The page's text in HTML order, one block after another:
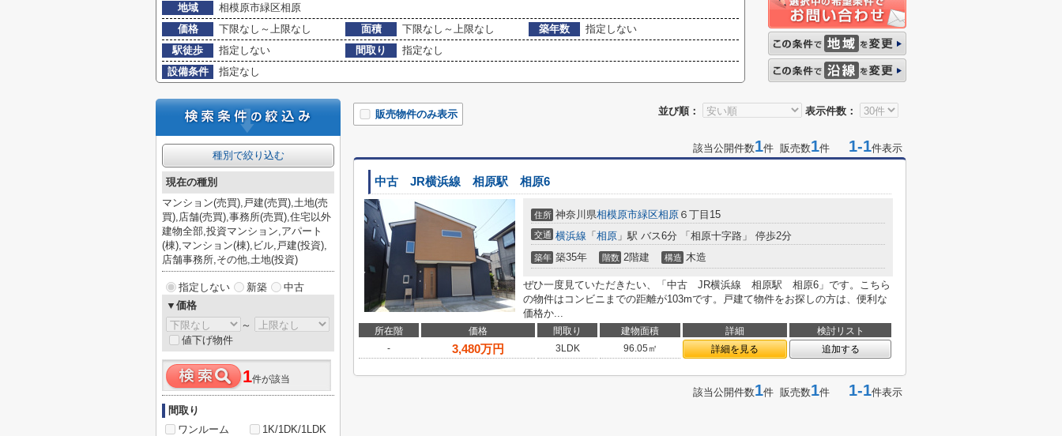
地域
相模原市緑区相原
価格
下限なし～上限なし 面積 下限なし～上限なし 築年数
指定しない
駅徒歩
指定しない 間取り
指定なし
設備条件
指定なし
並び順： 表示件数：
販売物件のみ表示
該当公開件数1件 販売数1件 1-1件表示
中古 JR横浜線 相原駅 相原6
住所 神奈川県相模原市緑区相原 ６丁目15
交通 横浜線 「 相原 」駅 バス6分 「相原十字路」 停歩2分
築年 築35年 階数 2階建 構造 木造
ぜひ一度見ていただきたい、「中古 JR横浜線 相原駅 相原6」です。こちら
の物件はコンビニまでの距離が103mです。戸建て物件をお探しの方は、便利な
価格か...
所在階 価格 間取り 建物面積 詳細
検討リスト
-
3,480万円 3LDK 96.05㎡ 詳細を見る 追加する
該当公開件数1件 販売数1件 1-1件表示
種別で絞り込む
現在の種別
マンション(売買),戸建(売買),土地(売
買),店舗(売買),事務所(売買),住宅以外
建物全部,投資マンション,アパート
(棟),マンション(棟),ビル,戸建(投資),
店舗事務所,その他,土地(投資)
指定しない 新築
中古
▼価格
～
値下げ物件
1件が該当
間取り
ワンルーム
1K/1DK/1LDK